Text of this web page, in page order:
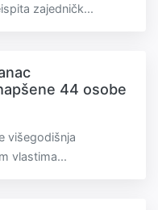
zajedničk...
44 osobe
višegodišnja
vlastima...